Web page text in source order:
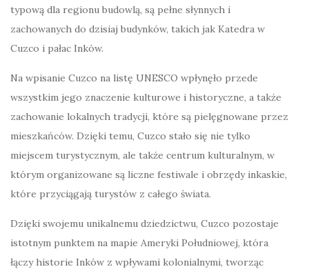
typową dla regionu budowlą, są pełne słynnych i
zachowanych do dzisiaj budynków, takich jak Katedra w
Cuzco i pałac Inków.
Na wpisanie Cuzco na listę UNESCO wpłynęło przede
wszystkim jego znaczenie kulturowe i historyczne, a także
zachowanie lokalnych tradycji, które są pielęgnowane przez
mieszkańców. Dzięki temu, Cuzco stało się nie tylko
miejscem turystycznym, ale także centrum kulturalnym, w
którym organizowane są liczne festiwale i obrzędy inkaskie,
które przyciągają turystów z całego świata.
Dzięki swojemu unikalnemu dziedzictwu, Cuzco pozostaje
istotnym punktem na mapie Ameryki Południowej, która
łączy historie Inków z wpływami kolonialnymi, tworząc